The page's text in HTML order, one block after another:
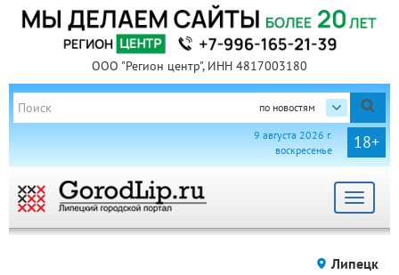
ООО "Регион центр", ИНН 4817003180
по новостям
18+
9 августа 2026 г.
воскресенье
Toggle
Липецк